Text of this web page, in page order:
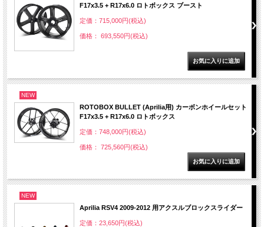
F17x3.5 + R17x6.0 ロトボックス ブースト
定価：715,000円(税込)
価格： 693,550円(税込)
NEW
ROTOBOX BULLET (Aprilia用) カーボンホイールセット
F17x3.5 + R17x6.0 ロトボックス
定価：748,000円(税込)
価格： 725,560円(税込)
NEW
Aprilia RSV4 2009-2012 用アクスルブロックスライダー
定価：23,650円(税込)